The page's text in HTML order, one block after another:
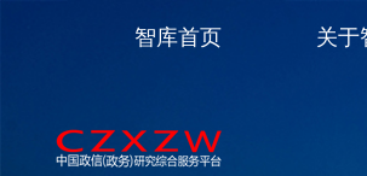
智库首页 关于